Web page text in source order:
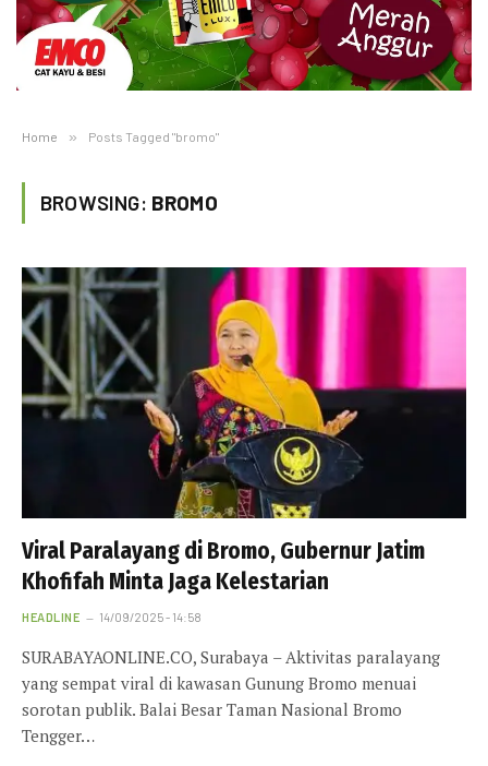
Home » Posts Tagged "bromo"
BROWSING: BROMO
Viral Paralayang di Bromo, Gubernur Jatim
Khofifah Minta Jaga Kelestarian
HEADLINE 14/09/2025 - 14:58
SURABAYAONLINE.CO, Surabaya – Aktivitas paralayang
yang sempat viral di kawasan Gunung Bromo menuai
sorotan publik. Balai Besar Taman Nasional Bromo
Tengger…